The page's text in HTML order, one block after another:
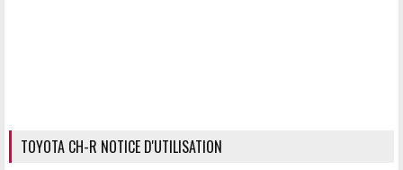
TOYOTA CH-R NOTICE D'UTILISATION